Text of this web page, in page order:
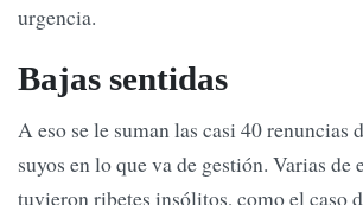
urgencia.
Bajas sentidas
A eso se le suman las casi 40 renuncias
suyos en lo que va de gestión. Varias de
tuvieron ribetes insólitos, como el caso